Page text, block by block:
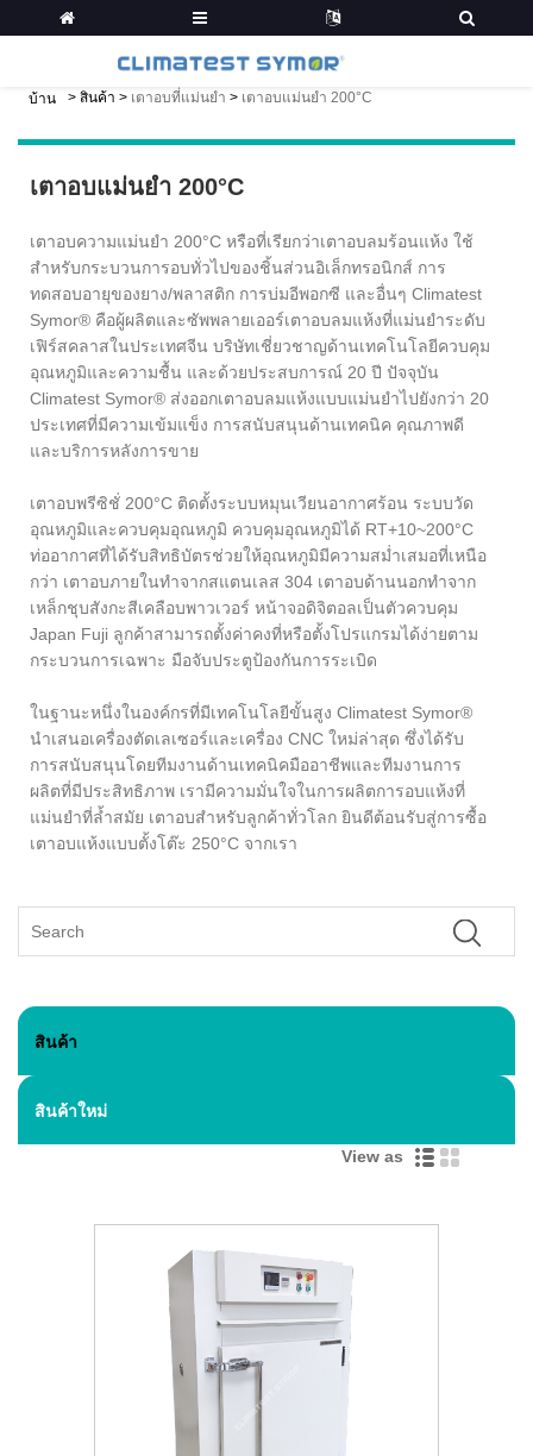
บ้าน > สินค้า > เตาอบที่แม่นยำ > เตาอบแม่นยำ 200°C
เตาอบแม่นยำ 200°C
เตาอบความแม่นยำ 200°C หรือที่เรียกว่าเตาอบลมร้อนแห้ง ใช้
สำหรับกระบวนการอบทั่วไปของชิ้นส่วนอิเล็กทรอนิกส์ การ
ทดสอบอายุของยาง/พลาสติก การบ่มอีพอกซี และอื่นๆ Climatest
Symor® คือผู้ผลิตและซัพพลายเออร์เตาอบลมแห้งที่แม่นยำระดับ
เฟิร์สคลาสในประเทศจีน บริษัทเชี่ยวชาญด้านเทคโนโลยีควบคุม
อุณหภูมิและความชื้น และด้วยประสบการณ์ 20 ปี ปัจจุบัน
Climatest Symor® ส่งออกเตาอบลมแห้งแบบแม่นยำไปยังกว่า 20
ประเทศที่มีความเข้มแข็ง การสนับสนุนด้านเทคนิค คุณภาพดี
และบริการหลังการขาย
เตาอบพรีซิชั่ 200°C ติดตั้งระบบหมุนเวียนอากาศร้อน ระบบวัด
อุณหภูมิและควบคุมอุณหภูมิ ควบคุมอุณหภูมิได้ RT+10~200°C
ท่ออากาศที่ได้รับสิทธิบัตรช่วยให้อุณหภูมิมีความสม่ำเสมอที่เหนือ
กว่า เตาอบภายในทำจากสแตนเลส 304 เตาอบด้านนอกทำจาก
เหล็กชุบสังกะสีเคลือบพาวเวอร์ หน้าจอดิจิตอลเป็นตัวควบคุม
Japan Fuji ลูกค้าสามารถตั้งค่าคงที่หรือตั้งโปรแกรมได้ง่ายตาม
กระบวนการเฉพาะ มือจับประตูป้องกันการระเบิด
ในฐานะหนึ่งในองค์กรที่มีเทคโนโลยีขั้นสูง Climatest Symor®
นำเสนอเครื่องตัดเลเซอร์และเครื่อง CNC ใหม่ล่าสุด ซึ่งได้รับ
การสนับสนุนโดยทีมงานด้านเทคนิคมืออาชีพและทีมงานการ
ผลิตที่มีประสิทธิภาพ เรามีความมั่นใจในการผลิตการอบแห้งที่
แม่นยำที่ล้ำสมัย เตาอบสำหรับลูกค้าทั่วโลก ยินดีต้อนรับสู่การซื้อ
เตาอบแห้งแบบตั้งโต๊ะ 250°C จากเรา
สินค้า
สินค้าใหม่
View as